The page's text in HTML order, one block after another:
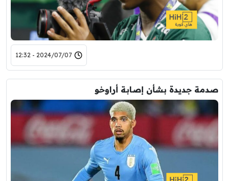
2024/07/07 - 12:32
صدمة جديدة بشأن إصابة أراوخو